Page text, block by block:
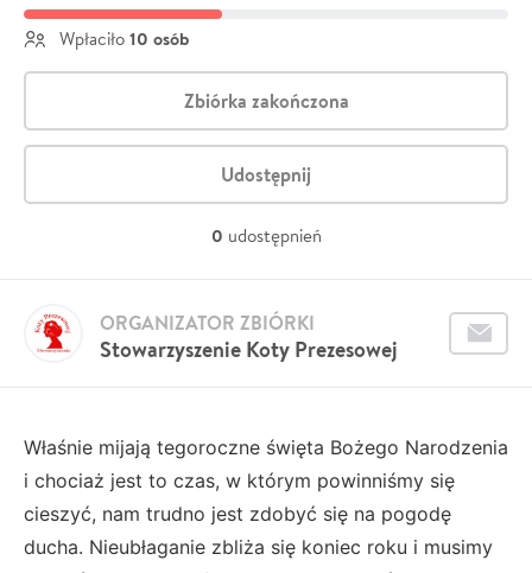
Wpłaciło 10 osób
Zbiórka zakończona
Udostępnij
0 udostępnień
Stowarzyszenie Koty Prezesowej
ORGANIZATOR ZBIÓRKI
Właśnie mijają tegoroczne święta Bożego Narodzenia
i chociaż jest to czas, w którym powinniśmy się
cieszyć, nam trudno jest zdobyć się na pogodę
ducha. Nieubłaganie zbliża się koniec roku i musimy